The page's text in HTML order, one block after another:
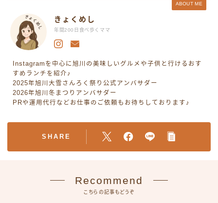
ABOUT ME
きょくめし
年間200日食べ歩くママ
Instagramを中心に旭川の美味しいグルメや子供と行けるおす
すめランチを紹介♪
2025年旭川大雪さんろく祭り公式アンバサダー
2026年旭川冬まつりアンバサダー
PRや運用代行などお仕事のご依頼もお待ちしております♪
SHARE
Recommend
こちらの記事もどうぞ